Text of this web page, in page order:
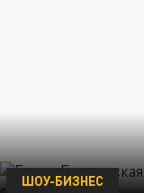
ШОУ-БИЗНЕС